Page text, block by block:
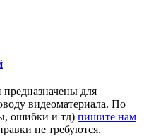
для
видеоматериала. По
ошибки и тд) пишите нам
не требуются.